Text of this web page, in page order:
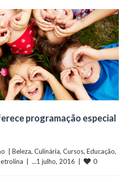
programação especial
|
Beleza, Culinária, Cursos, Educação
  |  ...1 julho, 2016  |
0